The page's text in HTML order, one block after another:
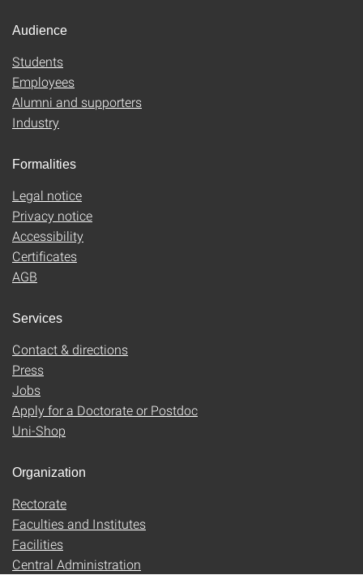
Audience
Students
Employees
Alumni and supporters
Industry
Formalities
Legal notice
Privacy notice
Accessibility
Certificates
AGB
Services
Contact & directions
Press
Jobs
Apply for a Doctorate or Postdoc
Uni-Shop
Organization
Rectorate
Faculties and Institutes
Facilities
Central Administration